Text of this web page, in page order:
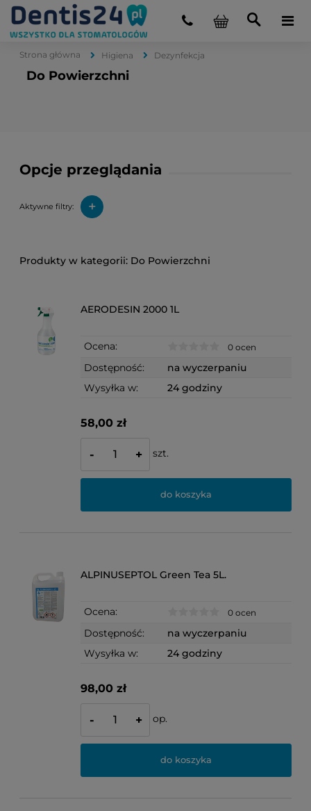
Strona główna Higiena Dezynfekcja
Do Powierzchni
Opcje przeglądania
Aktywne filtry: +
Do Powierzchni
AERODESIN 2000 1L
Ocena: 0 ocen
Dostępność:
na wyczerpaniu
Wysyłka w:
24 godziny
58,00 zł
- + szt.
do koszyka
ALPINUSEPTOL Green Tea 5L.
Ocena: 0 ocen
Dostępność:
na wyczerpaniu
Wysyłka w:
24 godziny
98,00 zł
- + op.
do koszyka